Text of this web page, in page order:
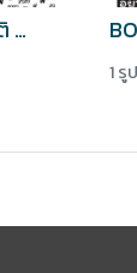
พูดมากผิดปกติ พูดรัวๆหยุดไม่ได้
1 รู